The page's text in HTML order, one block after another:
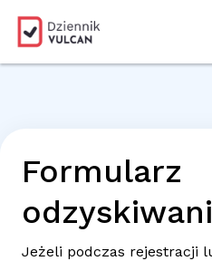
Formularz
Jeżeli podczas rejestracji